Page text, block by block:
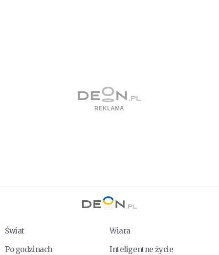
Świat
Wiara
Po godzinach
Inteligentne życie